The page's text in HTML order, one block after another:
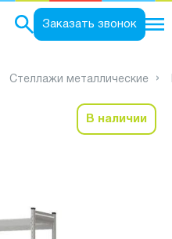
Заказать звонок
Стеллажи металлические
В наличии